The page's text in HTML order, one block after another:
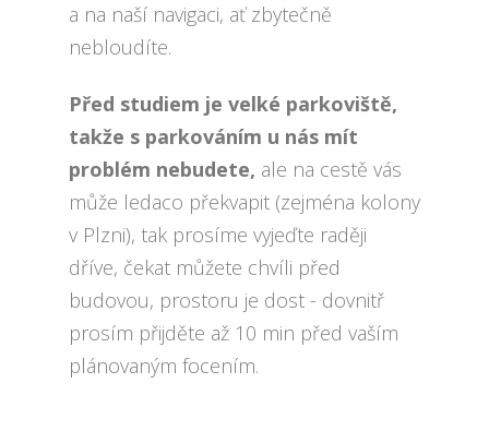
a na naší navigaci, ať zbytečně
nebloudíte.
Před studiem je velké parkoviště,
takže s parkováním u nás mít
problém nebudete, ale na cestě vás
může ledaco překvapit (zejména kolony
v Plzni), tak prosíme vyjeďte raději
dříve, čekat můžete chvíli před
budovou, prostoru je dost - dovnitř
prosím přijděte až 10 min před vaším
plánovaným focením.